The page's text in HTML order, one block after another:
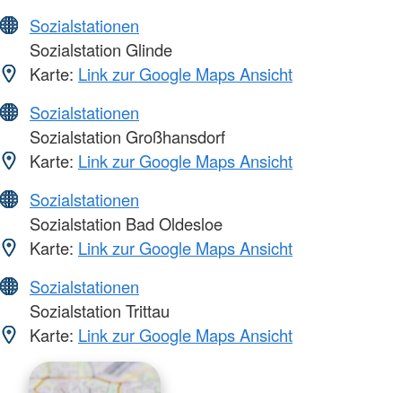
Sozialstationen
Sozialstation Glinde
Karte: Link zur Google Maps Ansicht
Sozialstationen
Sozialstation Großhansdorf
Karte: Link zur Google Maps Ansicht
Sozialstationen
Sozialstation Bad Oldesloe
Karte: Link zur Google Maps Ansicht
Sozialstationen
Sozialstation Trittau
Karte: Link zur Google Maps Ansicht